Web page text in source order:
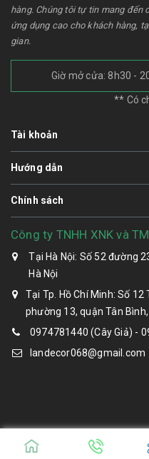
hàng. Chúng tôi tự tin mang đến
ứng dụng cao cho khách hàng,
gian.
Giờ mở cửa: 8h30 -
** Có
Tài khoản
Hướng dẫn
Chính sách
Công ty TNHH XNK và
Tại Hà Nội: Số 52 đường
Hà Nội
Tại Tp. Hồ Chí Minh: Số
phường 13, quận Tân
0974781440 (Cây Giả) -
landecor068@gmail.com